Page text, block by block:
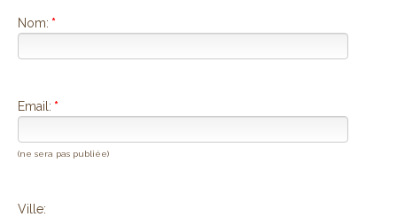
Nom: *
Email: *
(ne sera pas publiée)
Ville: